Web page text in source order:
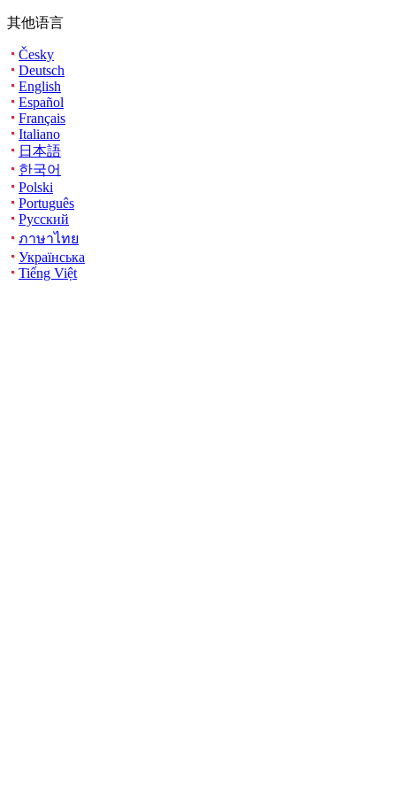
其他语言
Česky
Deutsch
English
Español
Français
Italiano
日本語
한국어
Polski
Português
Русский
ภาษาไทย
Українська
Tiếng Việt